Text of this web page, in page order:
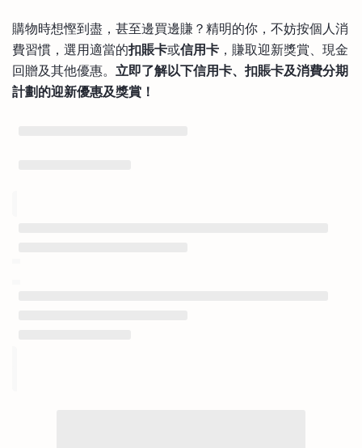
購物時想慳到盡，甚至邊買邊賺？精明的你，不妨按個人消
費習慣，選用適當的扣賬卡或信用卡 ，賺取迎新獎賞、現金
回贈及其他優惠。 立即了解以下信用卡、扣賬卡及消費分期
計劃的迎新優惠及獎賞！